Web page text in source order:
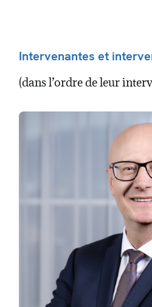
Intervenantes et
(dans l’ordre de leur